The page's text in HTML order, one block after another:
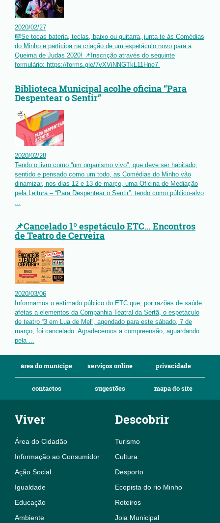
2020/02/27
🎼Se tocas bateria, teclas, baixo ou guitarra, junta-te às Comédias
do Minho e participa na criação de um espetáculo novo para a
Queima de Judas 2020! 📌Inscrição através do seguinte
formulário: https://forms.gle/7vXViNNGTkL11Hne7
Biblioteca Municipal acolhe oficina “Para
Despentear o Sentir”
2020/02/28
Tendo o livro como “um organismo vivo”, que deve ser habitado,
sentido e pensado como um todo, as Comédias do Minho vão
dinamizar, nos dias 12 e 13 de março, uma Oficina de Mediação
pela Leitura – “Para Despentear o Sentir”, tendo como público-alvo
...
📌Cancelado 1º espetáculo ETC… Encontros
de Teatro de Cerveira
2020/03/06
Informamos o estimado público do ETC que, por razões de saúde
afetas a elementos da Companhia Teatral da Sertã, o espetáculo
de teatro “3 em Lua de Mel”, agendado para este sábado, 7 de
março, foi cancelado. Agradecemos a compreensão, aguardando
pela ...
área do munícipe serviços online privacidade
contactos sugestões mapa do site
Viver
Área do Cidadão
Informação ao Consumidor
Ação Social
Igualdade
Educação
Ambiente
Descobrir
Turismo
Cultura
Desporto
Ecopista do rio Minho
Roteiros
Joia Municipal